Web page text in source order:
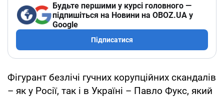
Будьте першими у курсі головного —
підпишіться на Новини на OBOZ.UA у
Google
Підписатися
Фігурант безлічі гучних корупційних скандалів
– як у Росії, так і в Україні – Павло Фукс, який